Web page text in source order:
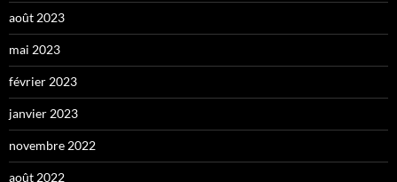
août 2023
mai 2023
février 2023
janvier 2023
novembre 2022
août 2022